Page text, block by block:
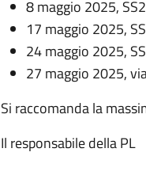
8 maggio 2025,
17 maggio 2025,
24 maggio 2025,
27 maggio 2025,
Si raccomanda la
Il responsabile della PL